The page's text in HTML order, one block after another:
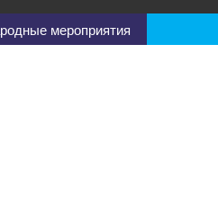
мероприятия